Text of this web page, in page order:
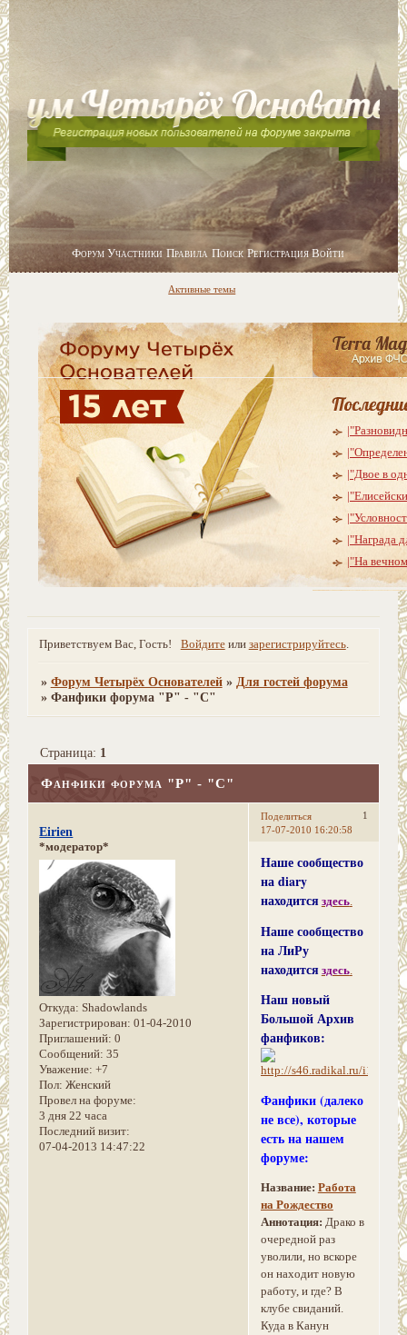
Форум Участники Правила Поиск Регистрация Войти
Активные темы
|"Двое в
|"Награда
|"На
Приветствуем Вас, Гость! Войдитеили зарегистрируйтесь.
» Форум Четырёх Основателей » Для гостей форума
» Фанфики форума "Р" - "С"
Фанфики форума "Р" - "С"
Страница: 1
Поделиться
1
17-07-2010 16:20:58
Eirien
*модератор*
Откуда: Shadowlands
Зарегистрирован: 01-04-2010
Приглашений: 0
Сообщений: 35
Уважение: +7
Пол: Женский
Провел на форуме:
3 дня 22 часа
Последний визит:
07-04-2013 14:47:22
Наше сообщество
на diary
находится здесь.
Наше сообщество
на ЛиРу
находится здесь.
Наш новый
Большой Архив
фанфиков:
Фанфики (далеко
не все), которые
есть на нашем
форуме:
Название: Работа
на Рождество
Аннотация: Драко в
очередной раз
уволили, но вскоре
он находит новую
работу, и где? В
клубе свиданий.
Куда в Канун